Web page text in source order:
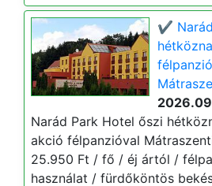
✔️
Narád Park Hotel őszi
akció félpanzióval
25.950 Ft / fő / éj ártól /
használat / fürdőköntös